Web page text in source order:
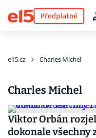
Předplatné
e15.cz Charles Michel
Charles Michel
Viktor Orbán
dokonale všechny